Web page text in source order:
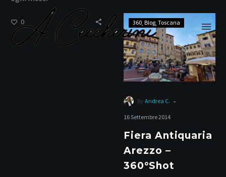
artigianato
0
Fiera
Antiquaria
Arezzo
–
360°Shot
360 Blog Toscana
By Andrea C. -
16 Settembre 2014
Fiera Antiquaria
Arezzo –
360°Shot